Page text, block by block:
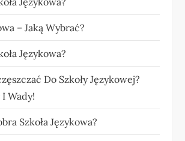
– Jaką Wybrać?
Językowa?
Do Szkoły Językowej?
Wady!
Szkoła Językowa?